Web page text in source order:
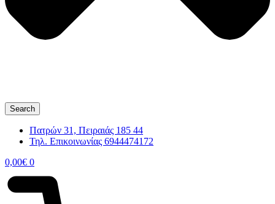
Search
Πατρών 31, Πειραιάς 185 44
Τηλ. Επικοινωνίας 6944474172
0,00€ 0